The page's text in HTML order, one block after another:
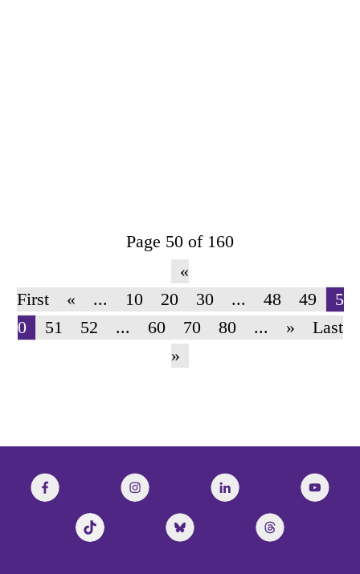
Page 50 of 160
«
First
« ... 10 20 30 ... 48 49
5
0
51 52 ... 60 70 80 ... »
Last
»